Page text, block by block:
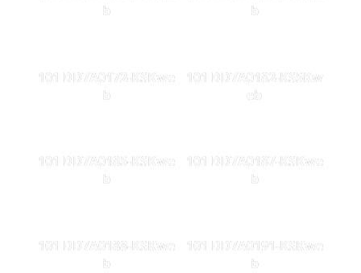
b
b
101 DD7A0172-KSKwe
b
101 DD7A0182-KS5Kw
eb
101 DD7A0185-KSKwe
b
101 DD7A0187-KSKwe
b
101 DD7A0188-KSKwe
b
101 DD7A0191-KSKwe
b